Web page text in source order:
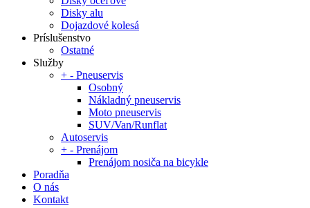
Disky alu
Dojazdové kolesá
Príslušenstvo
Ostatné
Služby
+ - Pneuservis
Osobný
Nákladný pneuservis
Moto pneuservis
SUV/Van/Runflat
Autoservis
+ - Prenájom
Prenájom nosiča na bicykle
Poradňa
O nás
Kontakt